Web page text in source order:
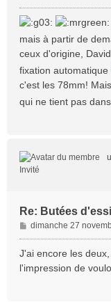
e
s
a
g
e
mais à partir de
ceux d'origine,
fixation automatique
c'est les 78mm!
qui ne tient pas
Invité
Re: Butées
M
e
s
dimanche 27
J'ai encore les
l'impression de